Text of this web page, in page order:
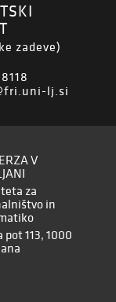
zadeve)
lj.si
V
za
in
pot 113, 1000